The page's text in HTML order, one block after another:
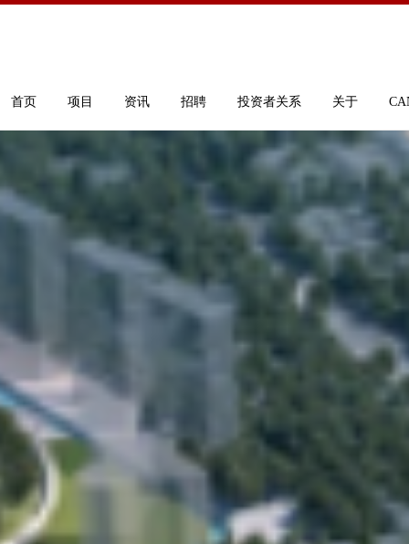
首页 项目 资讯 招聘 投资者关系 关于